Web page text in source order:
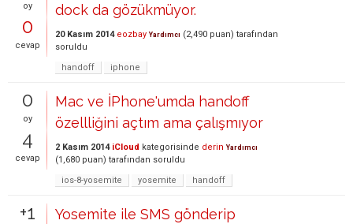
oy
0
cevap
dock da gözükmüyor.
20 Kasım 2014 eozbay Yardımcı (2,490 puan) tarafından
soruldu
handoff
iphone
0
oy
4
cevap
Mac ve İPhone'umda handoff
özellliğini açtım ama çalışmıyor
2 Kasım 2014 iCloud kategorisinde derin Yardımcı
(1,680 puan) tarafından soruldu
ios-8-yosemite
yosemite handoff
+1 Yosemite ile SMS gönderip